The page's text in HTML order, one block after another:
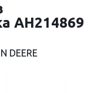
AH214869
DEERE